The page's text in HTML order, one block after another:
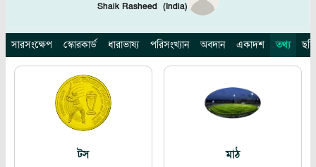
Shaik Rasheed (India)
সারসংক্ষেপ স্কোরকার্ড ধারাভাষ্য পরিসংখ্যান অবদান একাদশ তথ্য
টস
মাঠ